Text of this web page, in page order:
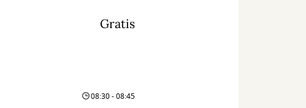
Gratis
08:30 - 08:45